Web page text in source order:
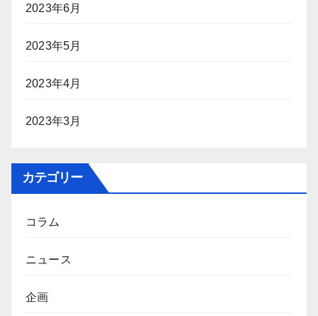
2023年6月
2023年5月
2023年4月
2023年3月
カテゴリー
コラム
ニュース
企画